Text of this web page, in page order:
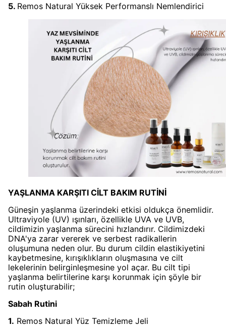
5. Remos Natural Yüksek Performanslı Nemlendirici
YAŞLANMA KARŞITI CİLT BAKIM RUTİNİ
Güneşin yaşlanma üzerindeki etkisi oldukça önemlidir.
Ultraviyole (UV) ışınları, özellikle UVA ve UVB,
cildimizin yaşlanma sürecini hızlandırır. Cildimizdeki
DNA'ya zarar vererek ve serbest radikallerin
oluşumuna neden olur. Bu durum cildin elastikiyetini
kaybetmesine, kırışıklıkların oluşmasına ve cilt
lekelerinin belirginleşmesine yol açar. Bu cilt tipi
yaşlanma belirtilerine karşı korunmak için şöyle bir
rutin oluşturabilir;
Sabah Rutini
1. Remos Natural Yüz Temizleme Jeli